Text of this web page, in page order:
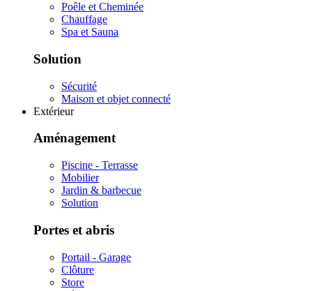
Poêle et Cheminée
Chauffage
Spa et Sauna
Solution
Sécurité
Maison et objet connecté
Extérieur
Aménagement
Piscine - Terrasse
Mobilier
Jardin & barbecue
Solution
Portes et abris
Portail - Garage
Clôture
Store